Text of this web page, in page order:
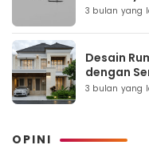
3 bulan yang
Desain
dengan
3 bulan yang
OPINI